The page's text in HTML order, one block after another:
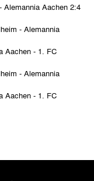
Alemannia Aachen 2:4
- Alemannia
Aachen - 1. FC
- Alemannia
Aachen - 1. FC